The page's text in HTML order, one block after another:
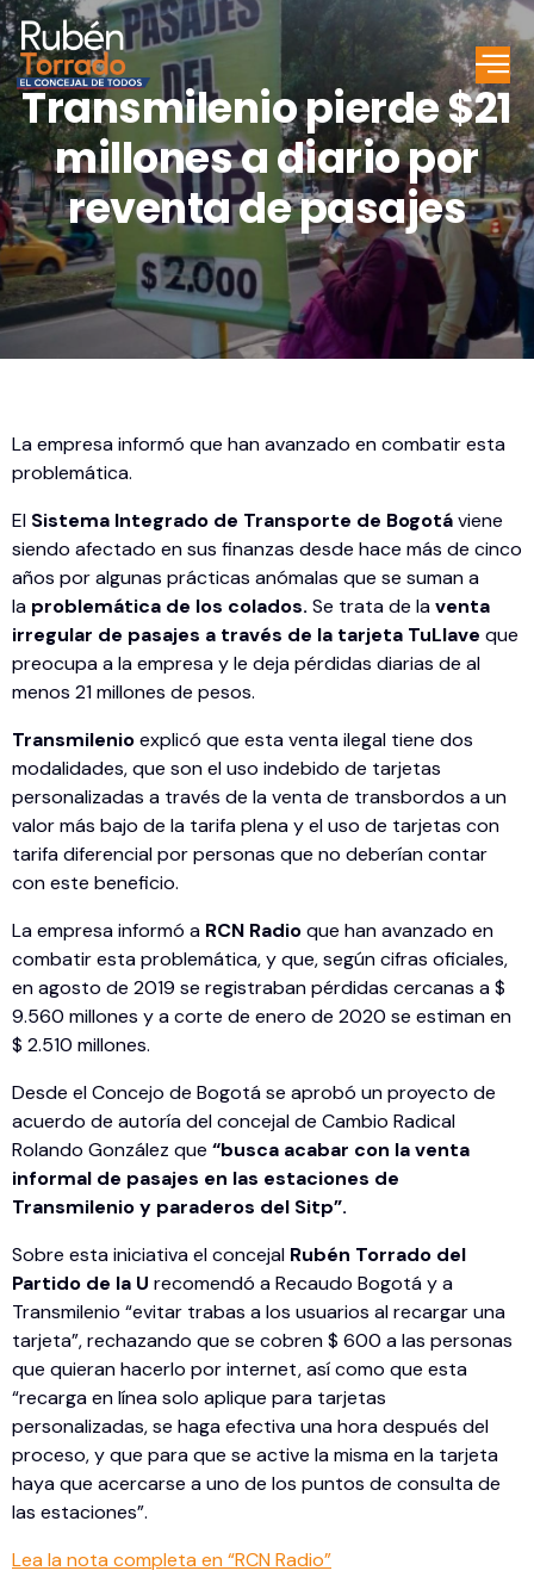
Transmilenio pierde $21
millones a diario por
reventa de pasajes
La empresa informó que han avanzado en combatir esta
problemática.
El Sistema Integrado de Transporte de Bogotáviene
siendo afectado en sus finanzas desde hace más de cinco
años por algunas prácticas anómalas que se suman a
la problemática de los colados. Se trata de laventa
irregular de pasajes a través de la tarjeta TuLlave que
preocupa a la empresa y le deja pérdidas diarias de al
menos 21 millones de pesos.
Transmilenioexplicó que esta venta ilegal tiene dos
modalidades, que son el uso indebido de tarjetas
personalizadas a través de la venta de transbordos a un
valor más bajo de la tarifa plena y el uso de tarjetas con
tarifa diferencial por personas que no deberían contar
con este beneficio.
La empresa informó a RCN Radioque han avanzado en
combatir esta problemática, y que, según cifras oficiales,
en agosto de 2019 se registraban pérdidas cercanas a $
9.560 millones y a corte de enero de 2020 se estiman en
$ 2.510 millones.
Desde el Concejo de Bogotá se aprobó un proyecto de
acuerdo de autoría del concejal de Cambio Radical
Rolando González que “busca acabar con la venta
informal de pasajes en las estaciones de
Transmilenio y paraderos del Sitp”.
Sobre esta iniciativa el concejal Rubén Torrado del
Partido de la U recomendó a Recaudo Bogotá y a
Transmilenio “evitar trabas a los usuarios al recargar una
tarjeta”, rechazando que se cobren $ 600 a las personas
que quieran hacerlo por internet, así como que esta
“recarga en línea solo aplique para tarjetas
personalizadas, se haga efectiva una hora después del
proceso, y que para que se active la misma en la tarjeta
haya que acercarse a uno de los puntos de consulta de
las estaciones”.
Lea la nota completa en “RCN Radio”